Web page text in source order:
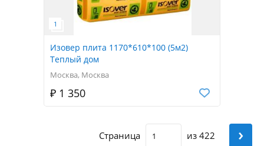
Изовер плита 1170*610*100 (5м2)
Теплый дом
Москва, Москва
₽ 1 350
Страница из 422 ›